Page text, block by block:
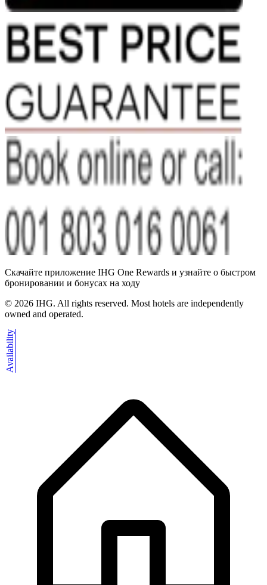
Скачайте приложение IHG One Rewards и узнайте о быстром
бронировании и бонусах на ходу
© 2026 IHG. All rights reserved. Most hotels are independently
owned and operated.
Availability